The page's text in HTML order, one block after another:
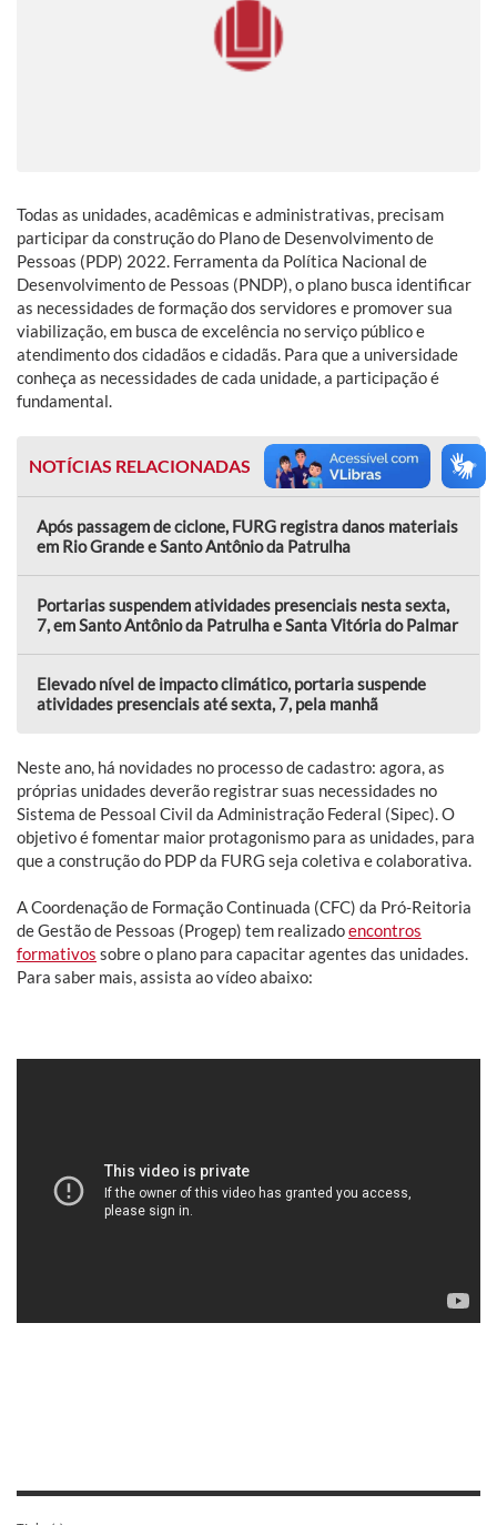
Todas as unidades, acadêmicas e administrativas, precisam
participar da construção do Plano de Desenvolvimento de
Pessoas (PDP) 2022. Ferramenta da Política Nacional de
Desenvolvimento de Pessoas (PNDP), o plano busca identificar
as necessidades de formação dos servidores e promover sua
viabilização, em busca de excelência no serviço público e
atendimento dos cidadãos e cidadãs. Para que a universidade
conheça as necessidades de cada unidade, a participação é
fundamental.
NOTÍCIAS RELACIONADAS
Após passagem de ciclone, FURG registra danos materiais
em Rio Grande e Santo Antônio da Patrulha
Portarias suspendem atividades presenciais nesta sexta,
7, em Santo Antônio da Patrulha e Santa Vitória do Palmar
Elevado nível de impacto climático, portaria suspende
atividades presenciais até sexta, 7, pela manhã
Neste ano, há novidades no processo de cadastro: agora, as
próprias unidades deverão registrar suas necessidades no
Sistema de Pessoal Civil da Administração Federal (Sipec). O
objetivo é fomentar maior protagonismo para as unidades, para
que a construção do PDP da FURG seja coletiva e colaborativa.
A Coordenação de Formação Continuada (CFC) da Pró-Reitoria
de Gestão de Pessoas (Progep) tem realizadoencontros
formativos sobre o plano para capacitar agentes das unidades.
Para saber mais, assista ao vídeo abaixo: